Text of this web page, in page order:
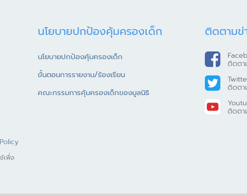
เพื่อ
นโยบายปกป้องคุ้มครองเด็ก
นโยบายปกป้องคุ้มครองเด็ก
ขั้นตอนการรายงาน/ร้องเรียน
คณะกรรมการคุ้มครองเด็กของมูลนิธิ
ติดตามข่
ติดตา
ติดตา
ติดตา